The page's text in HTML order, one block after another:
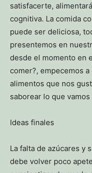
satisfacerte,
cognitiva. La comida
puede ser deliciosa,
presentemos en
desde el momento en
comer?, empecemos
alimentos que nos
saborear lo que
Ideas finales
La falta de azúcares y
debe volver poco